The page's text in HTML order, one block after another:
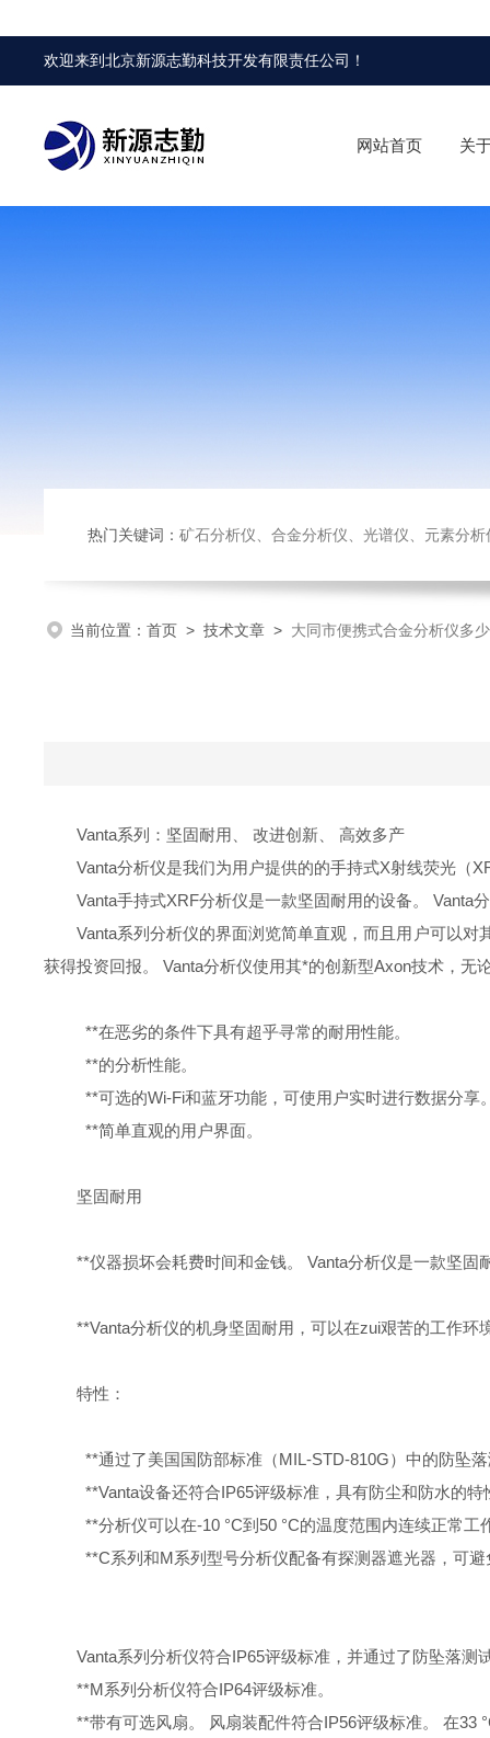
欢迎来到北京新源志勤科技开发有限责任公司 ！
网站首页 关
热门关键词： 矿石分析仪、合金分析仪、光谱仪、元素分析
当前位置： 首页 > 技术文章 > 大同市便携式合金分析仪多
Vanta系列：坚固耐用、 改进创新、 高效多产
Vanta分析仪是我们为用户提供的的手持式X射线荧光（
Vanta手持式XRF分析仪是一款坚固耐用的设备。 Vanta
Vanta系列分析仪的界面浏览简单直观，而且用户可以
获得投资回报。 Vanta分析仪使用其*的创新型Axon技术，
**在恶劣的条件下具有超乎寻常的耐用性能。
**的分析性能。
**可选的Wi-Fi和蓝牙功能，可使用户实时进行数据分享
**简单直观的用户界面。
坚固耐用
**仪器损坏会耗费时间和金钱。 Vanta分析仪是一款坚
**Vanta分析仪的机身坚固耐用，可以在zui艰苦的工作环
特性：
**通过了美国国防部标准（MIL-STD-810G）中的防坠
**Vanta设备还符合IP65评级标准，具有防尘和防水的
**分析仪可以在-10 °C到50 °C的温度范围内连续正常
**C系列和M系列型号分析仪配备有探测器遮光器，可
Vanta系列分析仪符合IP65评级标准，并通过了防坠落测
**M系列分析仪符合IP64评级标准。
**带有可选风扇。 风扇装配件符合IP56评级标准。 在33